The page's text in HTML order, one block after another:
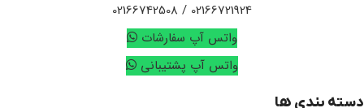
02166721924 / 02166742508
واتس آپ سفارشات
واتس آپ پشتیبانی
دسته بندی ها